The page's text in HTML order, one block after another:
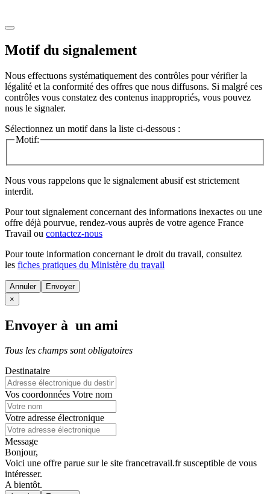
Motif du signalement
Nous effectuons systématiquement des contrôles pour vérifier la
légalité et la conformité des offres que nous diffusons. Si malgré ces
contrôles vous constatez des contenus inappropriés, vous pouvez
nous le signaler.
Sélectionnez un motif dans la liste ci-dessous :
Motif:
Nous vous rappelons que le signalement abusif est strictement
interdit.
Pour tout signalement concernant des informations inexactes ou une
offre déjà pourvue, rendez-vous auprès de votre agence France
Travail ou contactez-nous
Pour toute information concernant le droit du travail, consultez
les fiches pratiques du Ministère du travail
Annuler
×
Envoyer à un ami
Tous les champs sont obligatoires
Destinataire
Vos coordonnées Votre nom
Votre adresse électronique
Message
Bonjour,
Voici une offre parue sur le site francetravail.fr susceptible de vous
intéresser.
A bientôt.